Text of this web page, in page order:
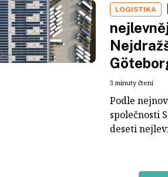
LOGISTIKA
3 minuty čtení
Podle
společnosti
deseti